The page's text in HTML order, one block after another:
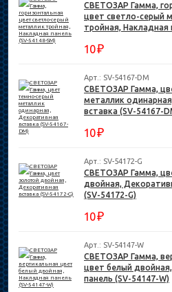
СВЕТОЗАР Гамма,
цвет светло-серый
тройная, Накладная
10₽
Арт.: SV-54167-DM
СВЕТОЗАР Гамма,
металлик
вставка (SV-54167-
10₽
Арт.: SV-54172-G
СВЕТОЗАР Гамма,
двойная,
(SV-54172-G)
10₽
Арт.: SV-54147-W
СВЕТОЗАР Гамма,
цвет белый
панель (SV-54147-W)